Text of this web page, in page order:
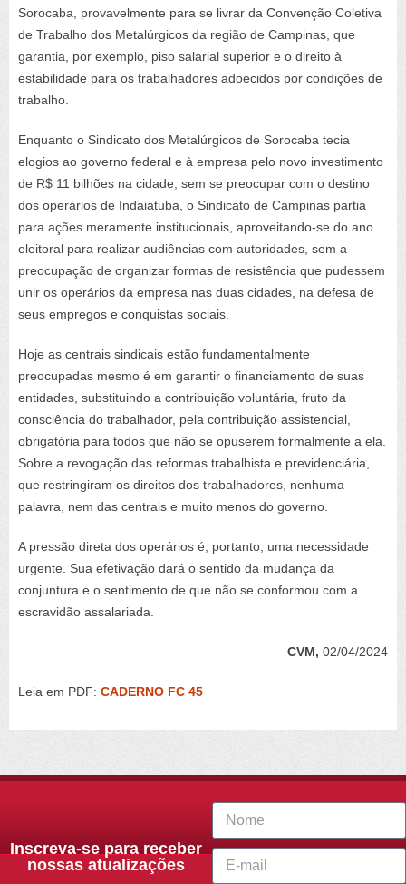
Sorocaba, provavelmente para se livrar da Convenção Coletiva
de Trabalho dos Metalúrgicos da região de Campinas, que
garantia, por exemplo, piso salarial superior e o direito à
estabilidade para os trabalhadores adoecidos por condições de
trabalho.
Enquanto o Sindicato dos Metalúrgicos de Sorocaba tecia
elogios ao governo federal e à empresa pelo novo investimento
de R$ 11 bilhões na cidade, sem se preocupar com o destino
dos operários de Indaiatuba, o Sindicato de Campinas partia
para ações meramente institucionais, aproveitando-se do ano
eleitoral para realizar audiências com autoridades, sem a
preocupação de organizar formas de resistência que pudessem
unir os operários da empresa nas duas cidades, na defesa de
seus empregos e conquistas sociais.
Hoje as centrais sindicais estão fundamentalmente
preocupadas mesmo é em garantir o financiamento de suas
entidades, substituindo a contribuição voluntária, fruto da
consciência do trabalhador, pela contribuição assistencial,
obrigatória para todos que não se opuserem formalmente a ela.
Sobre a revogação das reformas trabalhista e previdenciária,
que restringiram os direitos dos trabalhadores, nenhuma
palavra, nem das centrais e muito menos do governo.
A pressão direta dos operários é, portanto, uma necessidade
urgente. Sua efetivação dará o sentido da mudança da
conjuntura e o sentimento de que não se conformou com a
escravidão assalariada.
CVM, 02/04/2024
Leia em PDF: CADERNO FC 45
Inscreva-se para receber
nossas atualizações